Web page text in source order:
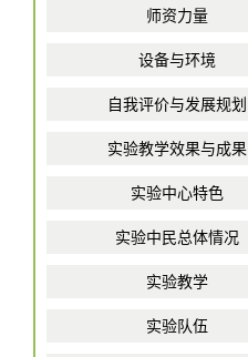
师资力量
设备与环境
自我评价与发展规划
实验教学效果与成果
实验中心特色
实验中民总体情况
实验教学
实验队伍